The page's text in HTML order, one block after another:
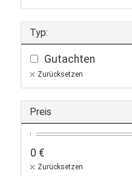
Typ:
Gutachten
Zurücksetzen
Preis
0 €
Zurücksetzen